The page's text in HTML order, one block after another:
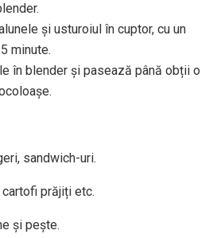
și usturoiul în cuptor, cu un
minute.
în blender și pasează până obții o
sandwich-uri.
prăjiți etc.
și pește.